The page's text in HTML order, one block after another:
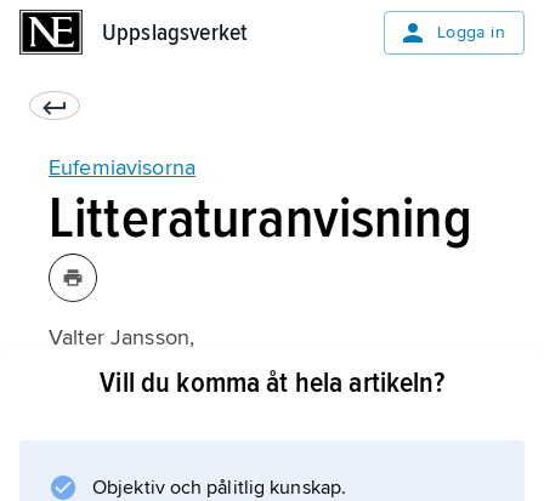
Uppslagsverket Logga in
Eufemiavisorna
Litteraturanvisning
Valter Jansson,
Eufemiavisorna
Vill du komma åt hela artikeln?
Objektiv och pålitlig kunskap.